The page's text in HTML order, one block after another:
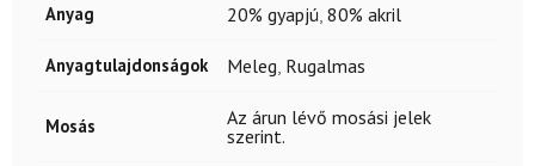
Anyag 20% gyapjú 80% akril
Anyagtulajdonságok Meleg Rugalmas
Mosás
Az árun lévő mosási jelek
szerint.